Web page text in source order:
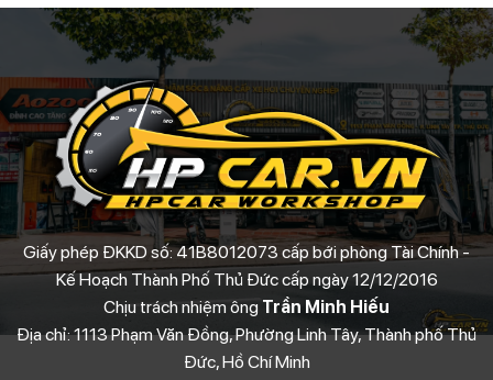
Giấy phép ĐKKD số: 41B8012073 cấp bới phòng Tài Chính -
Kế Hoạch Thành Phố Thủ Đức cấp ngày 12/12/2016
Chịu trách nhiệm ông Trần Minh Hiếu
Địa chỉ: 1113 Phạm Văn Đồng, Phường Linh Tây, Thành phố Thủ
Đức, Hồ Chí Minh